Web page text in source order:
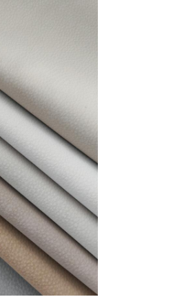
da tessuti di rivestimento per